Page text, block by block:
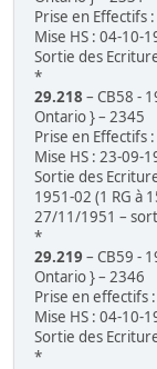
Prise en Effectifs
Mise HS : 04-10-
Sortie des
*
29.218 – CB58 -
Ontario } – 2345
Prise en Effectifs
Mise HS : 23-09-
Sortie des
1951-02 (1 RG à
27/11/1951 –
*
29.219 – CB59 -
Ontario } – 2346
Prise en effectifs
Mise HS : 04-10-
Sortie des
*